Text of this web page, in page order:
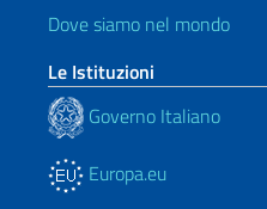
Dove siamo nel mondo
Le Istituzioni
Governo Italiano
Europa.eu